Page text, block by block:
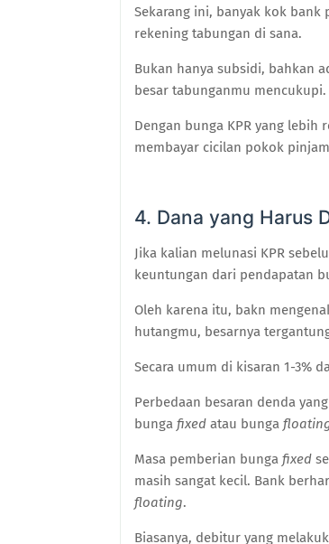
Sekarang ini, banyak kok bank
rekening tabungan di sana.
Bukan hanya subsidi, bahkan
besar tabunganmu mencukupi.
Dengan bunga KPR yang
membayar cicilan pokok
4. Dana yang Harus
Jika kalian melunasi KPR
keuntungan dari pendapatan
Oleh karena itu, bakn
hutangmu, besarnya
Secara umum di kisaran 1-3%
Perbedaan besaran denda
bunga fixed atau bunga
Masa pemberian bunga fixed
masih sangat kecil. Bank
floating.
Biasanya, debitur yang